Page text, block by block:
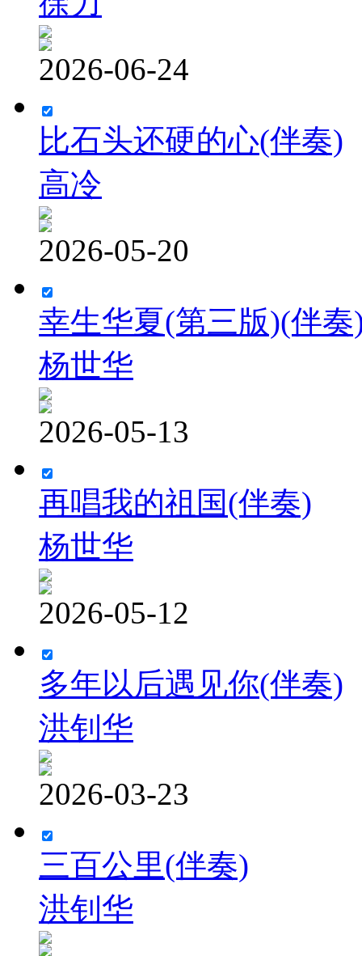
2026-06-24
比石头还硬的心(伴奏)
高冷
2026-05-20
幸生华夏(第三版)(伴奏
杨世华
2026-05-13
再唱我的祖国(伴奏)
杨世华
2026-05-12
多年以后遇见你(伴奏)
洪钊华
2026-03-23
三百公里(伴奏)
洪钊华